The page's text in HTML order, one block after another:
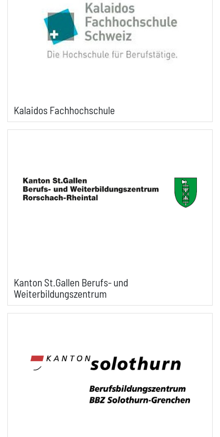
Kalaidos Fachhochschule
Kanton St.Gallen Berufs- und
Weiterbildungszentrum